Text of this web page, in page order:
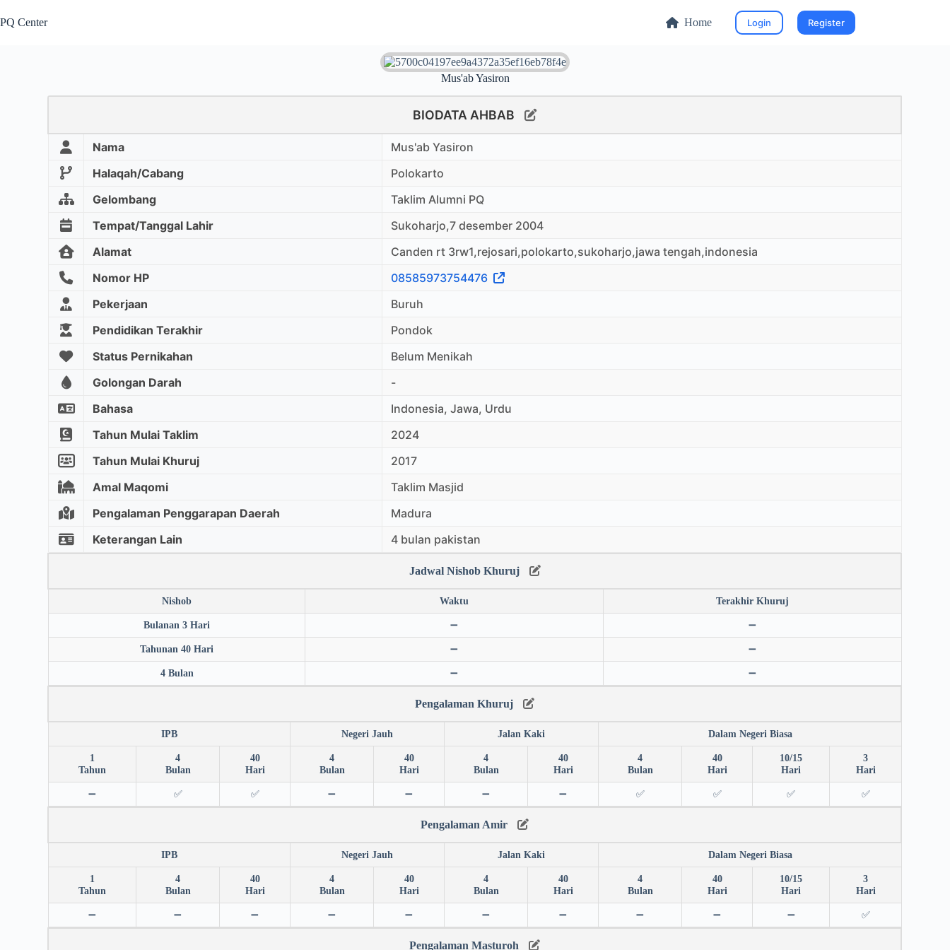
PQ Center Home Login Register
Mus'ab Yasiron
BIODATA AHBAB
Nama
Mus'ab Yasiron
Halaqah/Cabang
Polokarto
Gelombang
Taklim Alumni PQ
Tempat/Tanggal Lahir
Sukoharjo,7 desember 2004
Alamat
Canden rt 3rw1,rejosari,polokarto,sukoharjo,jawa tengah,indonesia
Nomor HP
08585973754476
Pekerjaan
Buruh
Pendidikan Terakhir
Pondok
Status Pernikahan
Belum Menikah
Golongan Darah
-
Bahasa
Indonesia, Jawa, Urdu
Tahun Mulai Taklim
2024
Tahun Mulai Khuruj
2017
Amal Maqomi
Taklim Masjid
Pengalaman Penggarapan Daerah
Madura
Keterangan Lain
4 bulan pakistan
Jadwal Nishob Khuruj
Nishob Waktu Terakhir Khuruj
Bulanan 3 Hari ➖ ➖
Tahunan 40 Hari ➖ ➖
4 Bulan ➖ ➖
Pengalaman Khuruj
IPB Negeri Jauh Jalan Kaki Dalam Negeri Biasa
1
Tahun
4
Bulan
40
Hari
4
Bulan
40
Hari
4
Bulan
40
Hari
4
Bulan
40
Hari
10/15
Hari
3
Hari
➖ ✅ ✅ ➖ ➖ ➖ ➖ ✅ ✅ ✅ ✅
Pengalaman Amir
IPB Negeri Jauh Jalan Kaki Dalam Negeri Biasa
1
Tahun
4
Bulan
40
Hari
4
Bulan
40
Hari
4
Bulan
40
Hari
4
Bulan
40
Hari
10/15
Hari
3
Hari
➖ ➖ ➖ ➖ ➖ ➖ ➖ ➖ ➖ ➖ ✅
Pengalaman Masturoh